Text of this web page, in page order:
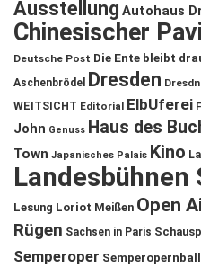
Ausstellung Autohaus
Chinesischer
Deutsche Post Die Ente bleibt
Aschenbrödel
Dresden
WEITSICHT Editorial ElbUferei
John Genuss Haus des
Town Japanisches Palais Kino
Landesbühnen
Lesung Loriot Meißen Open
Rügen Sachsen in Paris
Semperoper Semperopernball